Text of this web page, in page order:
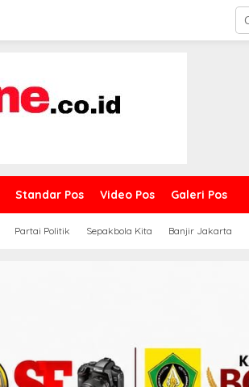
Standar Pos Video Pos Galeri Pos
Partai Politik Sepakbola Kita Banjir Jakarta